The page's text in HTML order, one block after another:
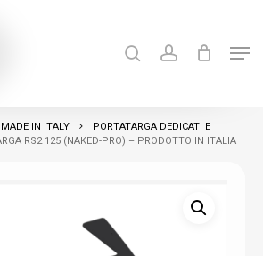
IN ITALY
PORTATARGA DEDICATI E
RS2 125 (NAKED-PRO) – PRODOTTO IN ITALIA
Close